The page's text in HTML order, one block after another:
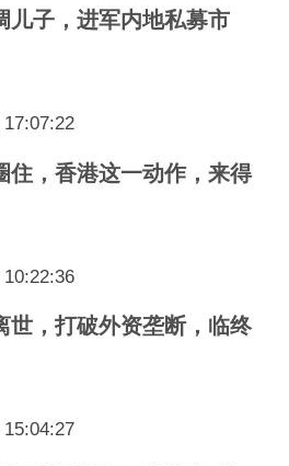
儿子，进军内地私募市
住，香港这一动作，来得
世，打破外资垄断，临终